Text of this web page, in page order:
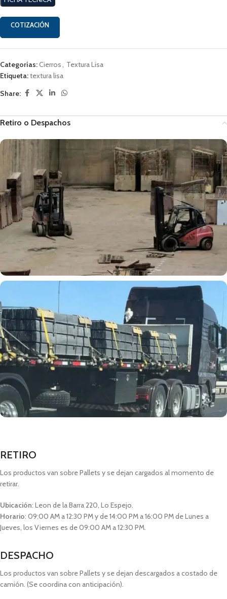
COTIZACIÓN
Categorías:Cierros, Textura Lisa
Etiqueta:textura lisa
Share:
Retiro o Despachos
RETIRO
Los productos van sobre Pallets y se dejan cargados al momento de
retirar.
Ubicación: Leon de la Barra 220, Lo Espejo.
Horario: 09:00 AM a 12:30 PM y de 14:00 PM a 16:00 PM de Lunes a
Jueves, los Viernes es de 09:00 AM a 12:30 PM.
DESPACHO
Los productos van sobre Pallets y se dejan descargados a costado de
camión. (Se coordina con anticipación).